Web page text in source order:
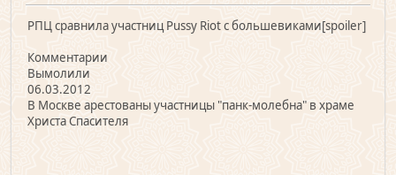
РПЦ сравнила участниц Pussy Riot с большевиками[spoiler]
Комментарии
Вымолили
06.03.2012
В Москве арестованы участницы "панк-молебна" в храме
Христа Спасителя